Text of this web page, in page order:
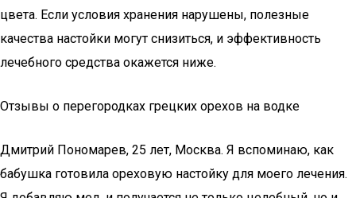
цвета. Если условия хранения нарушены, полезные
качества настойки могут снизиться, и эффективность
лечебного средства окажется ниже.
Отзывы о перегородках грецких орехов на водке
Дмитрий Пономарев, 25 лет, Москва. Я вспоминаю, как
бабушка готовила ореховую настойку для моего лечения.